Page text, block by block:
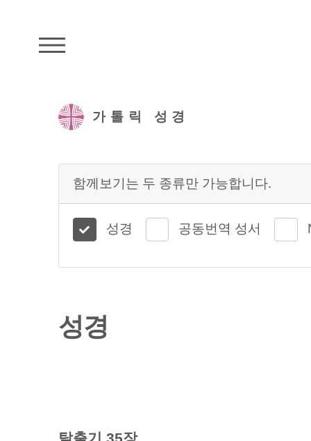
가톨릭 성경
함께보기는 두 종류만 가능합니다.
성경 공동번역 성서
성경